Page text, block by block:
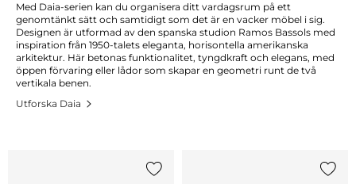
Med Daia-serien kan du organisera ditt vardagsrum på ett
genomtänkt sätt och samtidigt som det är en vacker möbel i sig.
Designen är utformad av den spanska studion Ramos Bassols med
inspiration från 1950-talets eleganta, horisontella amerikanska
arkitektur. Här betonas funktionalitet, tyngdkraft och elegans, med
öppen förvaring eller lådor som skapar en geometri runt de två
vertikala benen.
Utforska Daia